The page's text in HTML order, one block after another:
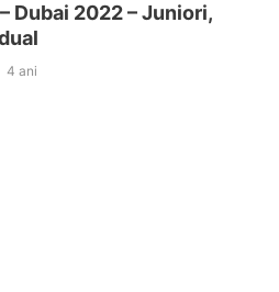
Dubai 2022 – Juniori,
4 ani